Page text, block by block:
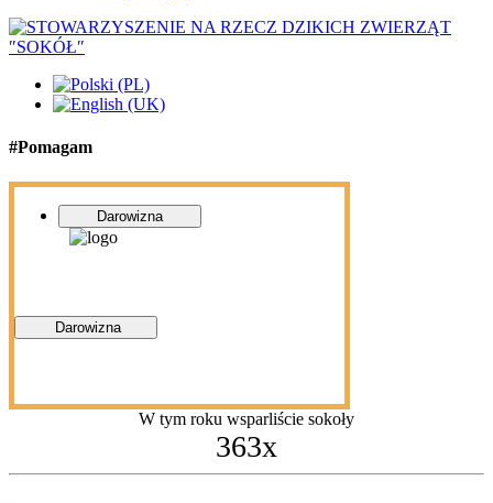
#Pomagam
Darowizna
Darowizna
W tym roku wsparliście sokoły
363x